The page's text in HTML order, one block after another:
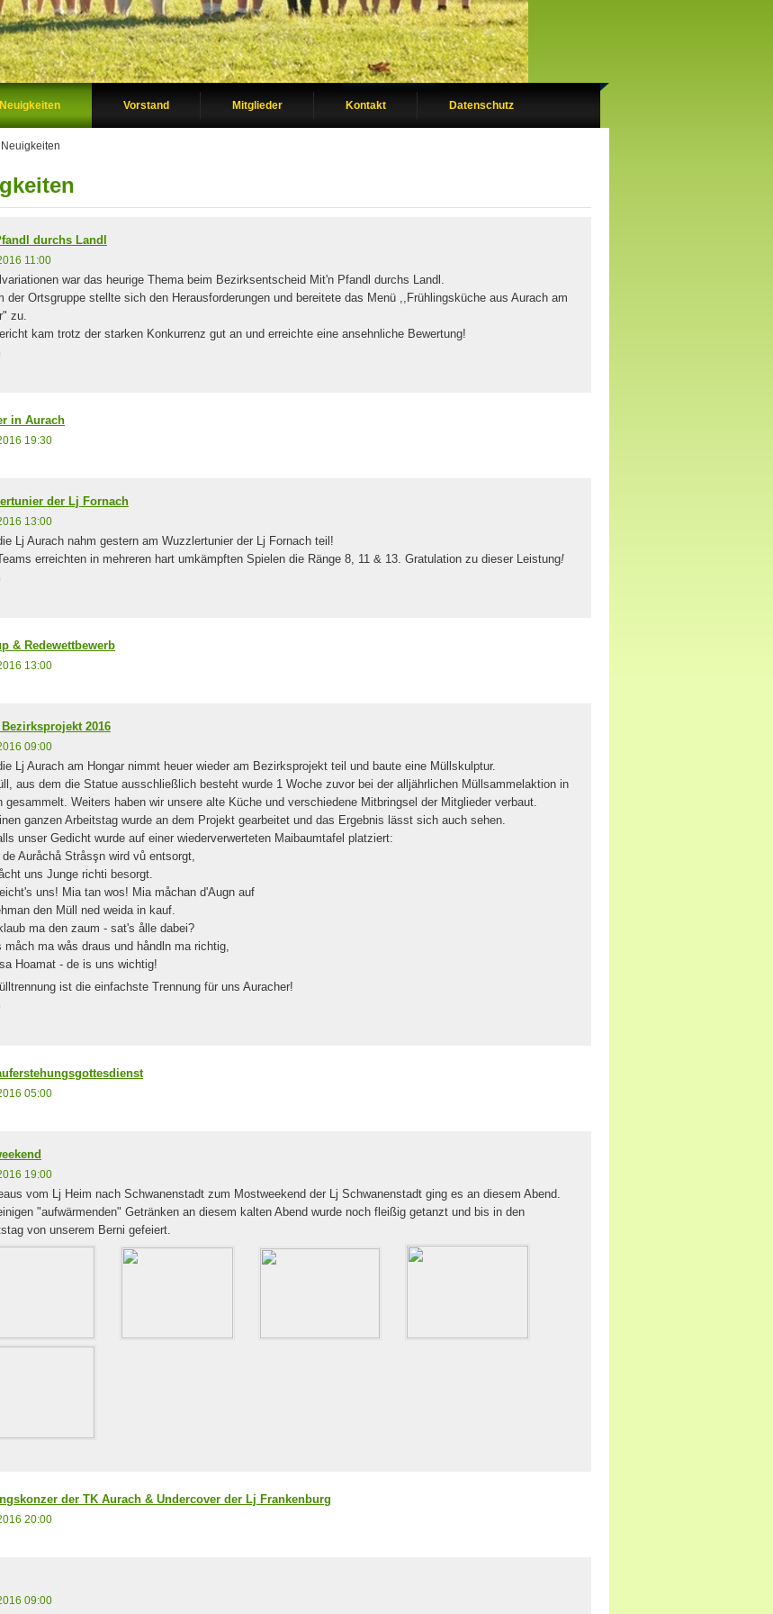
Neuigkeiten Vorstand Mitglieder Kontakt Datenschutz
Neuigkeiten
durchs Landl
11:00
war das heurige Thema beim Bezirksentscheid Mit'n Pfandl durchs Landl.
der Ortsgruppe stellte sich den Herausforderungen und bereitete das Menü ,,Frühlingsküche aus Aurach am
zu.
kam trotz der starken Konkurrenz gut an und erreichte eine ansehnliche Bewertung!
in Aurach
19:30
der Lj Fornach
13:00
Lj Aurach nahm gestern am Wuzzlertunier der Lj Fornach teil!
erreichten in mehreren hart umkämpften Spielen die Ränge 8, 11 & 13. Gratulation zu dieser Leistung!
& Redewettbewerb
13:00
2016
09:00
Lj Aurach am Hongar nimmt heuer wieder am Bezirksprojekt teil und baute eine Müllskulptur.
aus dem die Statue ausschließlich besteht wurde 1 Woche zuvor bei der alljährlichen Müllsammelaktion in
gesammelt. Weiters haben wir unsere alte Küche und verschiedene Mitbringsel der Mitglieder verbaut.
ganzen Arbeitstag wurde an dem Projekt gearbeitet und das Ergebnis lässt sich auch sehen.
unser Gedicht wurde auf einer wiederverwerteten Maibaumtafel platziert:
de Auråchå Stråsşn wird vů entsorgt,
uns Junge richti besorgt.
uns! Mia tan wos! Mia måchan d'Augn auf
den Müll ned weida in kauf.
ma den zaum - sat's ålle dabei?
måch ma wås draus und håndln ma richtig,
Hoamat - de is uns wichtig!
ist die einfachste Trennung für uns Auracher!
05:00
19:00
vom Lj Heim nach Schwanenstadt zum Mostweekend der Lj Schwanenstadt ging es an diesem Abend.
"aufwärmenden" Getränken an diesem kalten Abend wurde noch fleißig getanzt und bis in den
von unserem Berni gefeiert.
der TK Aurach & Undercover der Lj Frankenburg
20:00
09:00